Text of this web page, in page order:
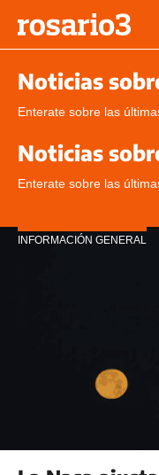
Noticias
Enterate sobre las
Noticias
Enterate sobre las
INFORMACIÓN GENERAL